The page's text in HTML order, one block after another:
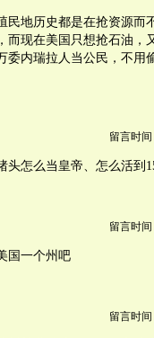
民地历史都是在抢资源而
而现在美国只想抢石油，
委内瑞拉人当公民，不用
留言时间
头怎么当皇帝、怎么活到
留言时间
国一个州吧
留言时间